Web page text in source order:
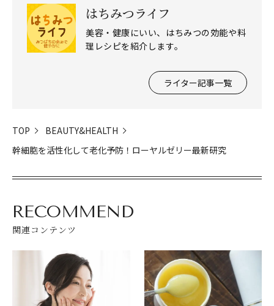
はちみつライフ
美容・健康にいい、はちみつの効能や料
理レシピを紹介します。
ライター記事一覧
TOP
BEAUTY&HEALTH
幹細胞を活性化して老化予防！ローヤルゼリー最新研究
RECOMMEND
関連コンテンツ